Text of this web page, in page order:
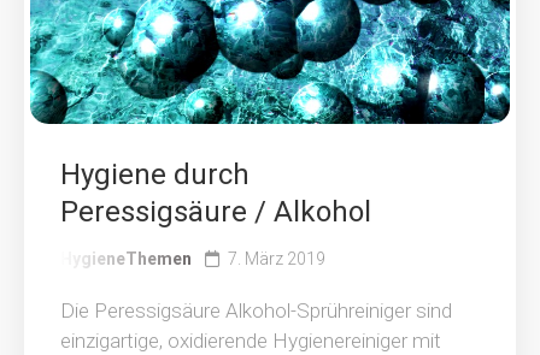
Hygiene durch
Peressigsäure / Alkohol
HygieneThemen 7. März 2019
Die Peressigsäure Alkohol-Sprühreiniger sind
einzigartige, oxidierende Hygienereiniger mit